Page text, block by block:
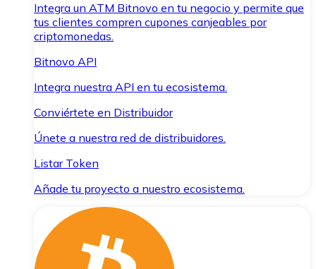
Integra un ATM Bitnovo en tu negocio y permite que
tus clientes compren cupones canjeables por
criptomonedas.
Bitnovo API
Integra nuestra API en tu ecosistema.
Conviértete en Distribuidor
Únete a nuestra red de distribuidores.
Listar Token
Añade tu proyecto a nuestro ecosistema.